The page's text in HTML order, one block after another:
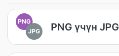
PNG
JPG
PNG үчүн JPG